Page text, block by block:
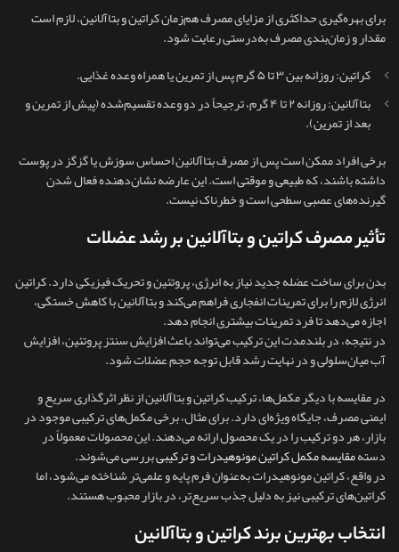
برای بهره‌گیری حداکثری از مزایای مصرف هم‌زمان کراتین و بتاآلانین، لازم است
مقدار و زمان‌بندی مصرف به‌درستی رعایت شود.
کراتین: روزانه بین ۳ تا ۵ گرم پس از تمرین یا همراه وعده غذایی.
بتاآلانین: روزانه ۲ تا ۴ گرم، ترجیحاً در دو وعده تقسیم‌شده (پیش از تمرین و
بعد از تمرین).
برخی افراد ممکن است پس از مصرف بتاآلانین احساس سوزش یا گزگز در پوست
داشته باشند، که طبیعی و موقتی است. این عارضه نشان‌دهنده فعال شدن
گیرنده‌های عصبی سطحی است و خطرناک نیست.
تأثیر مصرف کراتین و بتاآلانین بر رشد عضلات
بدن برای ساخت عضله جدید نیاز به انرژی، پروتئین و تحریک فیزیکی دارد. کراتین
انرژی لازم را برای تمرینات انفجاری فراهم می‌کند و بتاآلانین با کاهش خستگی،
اجازه می‌دهد تا فرد تمرینات بیشتری انجام دهد.
در نتیجه، در بلندمدت این ترکیب می‌تواند باعث افزایش سنتز پروتئین، افزایش
آب میان‌سلولی و در نهایت رشد قابل توجه حجم عضلات شود.
در مقایسه با دیگر مکمل‌ها، ترکیب کراتین و بتاآلانین از نظر اثرگذاری سریع و
ایمنی مصرف، جایگاه ویژه‌ای دارد. برای مثال، برخی مکمل‌های ترکیبی موجود در
بازار، هر دو ترکیب را در یک محصول ارائه می‌دهند. این محصولات معمولاً در
دستهمقایسه مکمل کراتین مونوهیدرات و ترکیبیبررسی می‌شوند.
در واقع، کراتین مونوهیدرات به‌عنوان فرم پایه و علمی‌تر شناخته می‌شود، اما
کراتین‌های ترکیبی نیز به دلیل جذب سریع‌تر، در بازار محبوب هستند.
انتخاب بهترین برند کراتین و بتاآلانین